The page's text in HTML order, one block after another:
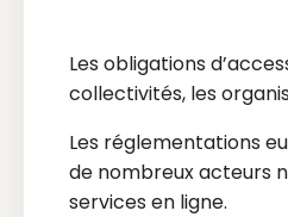
Les obligations
collectivités, les
Les réglementations
de nombreux acteurs
services en ligne.